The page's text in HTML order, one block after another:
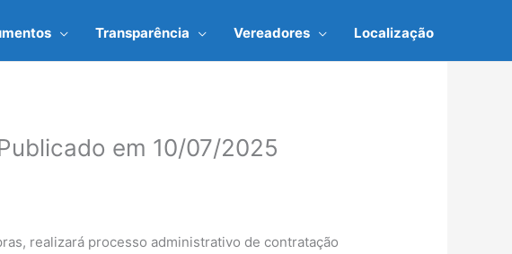
Transparência Vereadores Localização
em 10/07/2025
realizará processo administrativo de contratação